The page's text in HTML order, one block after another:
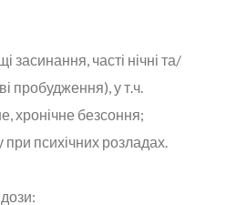
часті нічні та/
пробудження), у т.ч.
хронічне безсоння;
психічних розладах.